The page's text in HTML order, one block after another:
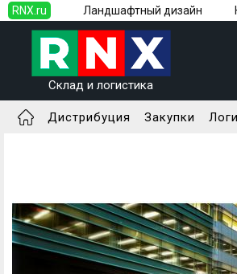
RNX.ru Ландшафтный дизайн
Склад и логистика
Дистрибуция Закупки